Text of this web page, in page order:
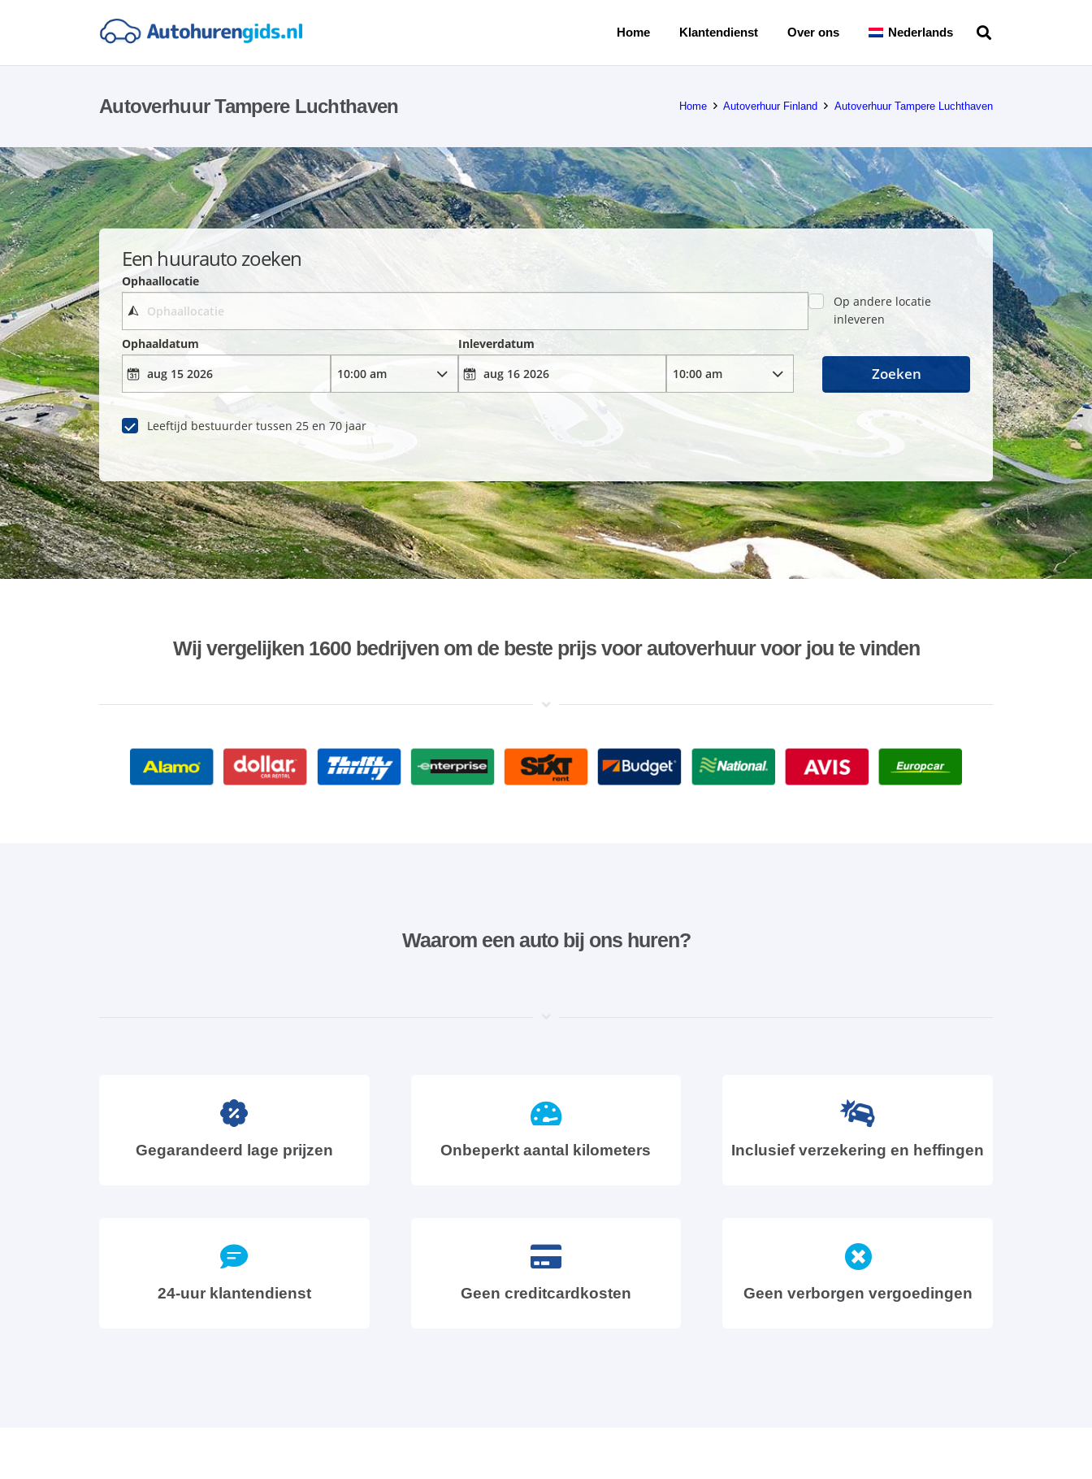
Home Klantendienst Over ons Nederlands
Autoverhuur Tampere Luchthaven Home Autoverhuur Finland Autoverhuur Tampere Luchthaven
Een huurauto zoeken
Ophaallocatie
Op andere locatie
inleveren
Ophaaldatum
Inleverdatum
Leeftijd bestuurder tussen 25 en 70 jaar
Zoeken
Wij vergelijken 1600 bedrijven om de beste prijs voor autoverhuur voor jou te vinden
Waarom een ​​auto bij ons huren?
Gegarandeerd lage prijzen Onbeperkt aantal kilometers Inclusief verzekering en heffingen
24-uur klantendienst Geen creditcardkosten Geen verborgen vergoedingen